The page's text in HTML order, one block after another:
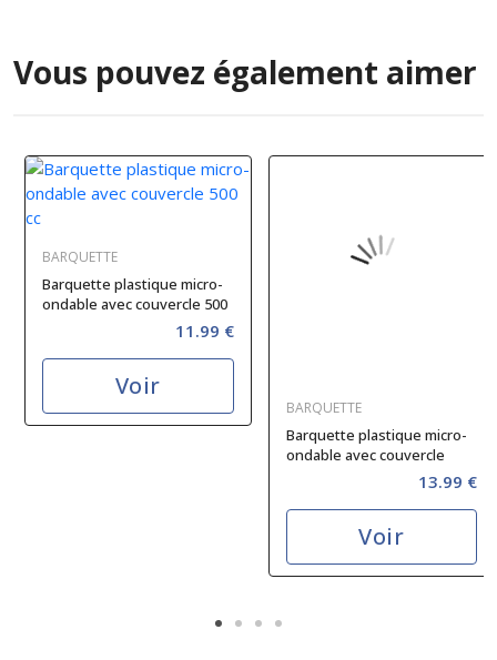
Vous pouvez également aimer
BARQUETTE
Barquette plastique micro-
ondable avec couvercle 500
11.99 €
Voir
BARQUETTE
Barquette plastique micro-
ondable avec couvercle
13.99 €
Voir